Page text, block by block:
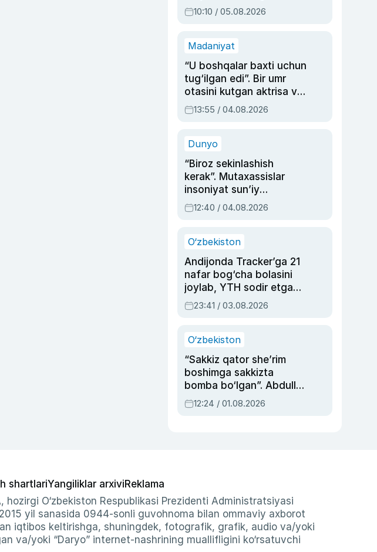
hukmi o‘qildi
10:10 / 05.08.2026
Madaniyat
“U boshqalar baxti uchun
tug‘ilgan edi”. Bir umr
otasini kutgan aktrisa va
dublyaj ustasi Rimma
Ahmedovaning
13:55 / 04.08.2026
Dunyo
“Biroz sekinlashish
kerak”. Mutaxassislar
insoniyat sun’iy
intellektni boshqara
olmay qolishidan xavotir
12:40 / 04.08.2026
O‘zbekiston
Andijonda Tracker’ga 21
nafar bog‘cha bolasini
joylab, YTH sodir etgan
ayolga sud hukmi o‘qildi
23:41 / 03.08.2026
O‘zbekiston
“Sakkiz qator she’rim
boshimga sakkizta
bomba bo‘lgan”. Abdulla
Oripovni siyosiy
ayblovlardan asrab
12:24 / 01.08.2026
shartlariYangiliklar arxiviReklama
O‘zbekiston Respublikasi Prezidenti Administratsiyasi
yil sanasida 0944-sonli guvohnoma bilan ommaviy axborot
iqtibos keltirishga, shuningdek, fotografik, grafik, audio va/yoki
va/yoki “Daryo” internet-nashrining muallifligini ko‘rsatuvchi